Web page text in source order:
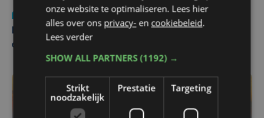
Nieuws
za 1 augustus | 22:36
Belgisch Solar Team met West-Vlamingen wint voor
eerst in VS
onze website te optimaliseren. Lees hier
alles over ons privacy- en cookiebeleid.
Lees verder
SHOW ALL PARTNERS(1192) →
Strikt
noodzakelijk
Prestatie Targeting